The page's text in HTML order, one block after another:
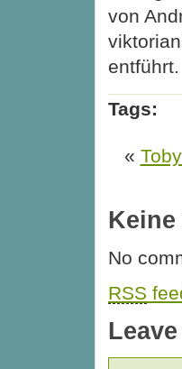
von
entführt.
Tags:
«
No
RSS